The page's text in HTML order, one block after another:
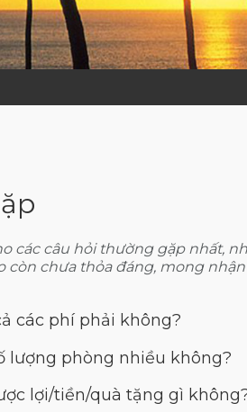
các câu hỏi thường gặp nhất,
còn chưa thỏa đáng, mong
các phí phải không?
lượng phòng nhiều không?
lợi/tiền/quà tặng gì